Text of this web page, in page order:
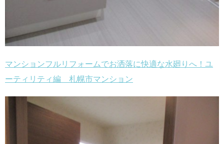
マンションフルリフォームでお洒落に快適な水廻りへ！ユ
ーティリティ編 札幌市マンション